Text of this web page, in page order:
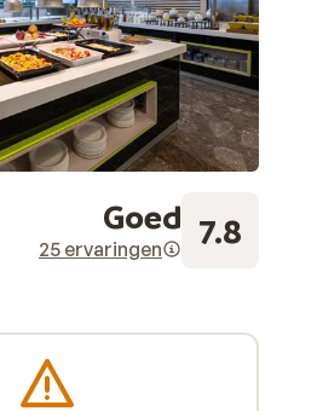
Goed
25 ervaringen 7.8